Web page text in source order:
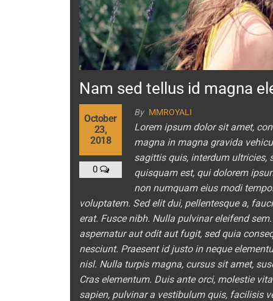
Nam sed tellus id magna
By MMROYALI
October
23,
2018
0
Lorem ipsum dolor sit amet,
magna in magna gravida
sagittis quis, interdum ultricies,
quisquam est, qui dolorem
non numquam eius modi
voluptatem. Sed elit dui, pellentesque a,
erat. Fusce nibh. Nulla pulvinar eleifend
aspernatur aut odit aut fugit, sed quia
nesciunt. Praesent id justo in neque
nisl. Nulla turpis magna, cursus sit amet,
Cras elementum. Duis ante orci, molestie
sapien, pulvinar a vestibulum quis, facilisis